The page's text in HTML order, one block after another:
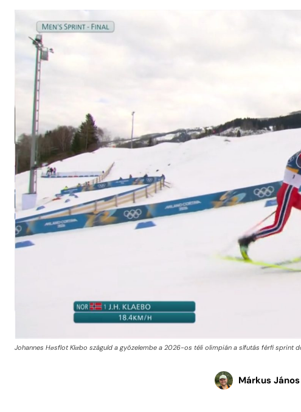
Johannes Høsflot Klæbo száguld a győzelembe a 2026-os téli olimpián a sífutás férfi sprint
Márkus János